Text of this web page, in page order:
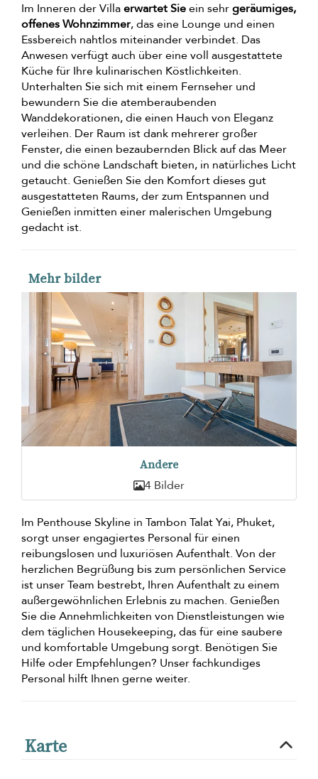
Im Inneren der Villaerwartet Sieein sehrgeräumiges,
offenes Wohnzimmer, das eine Lounge und einen
Essbereich nahtlos miteinander verbindet. Das
Anwesen verfügt auch über eine voll ausgestattete
Küche für Ihre kulinarischen Köstlichkeiten.
Unterhalten Sie sich mit einem Fernseher und
bewundern Sie die atemberaubenden
Wanddekorationen, die einen Hauch von Eleganz
verleihen. Der Raum ist dank mehrerer großer
Fenster, die einen bezaubernden Blick auf das Meer
und die schöne Landschaft bieten, in natürliches Licht
getaucht. Genießen Sie den Komfort dieses gut
ausgestatteten Raums, der zum Entspannen und
Genießen inmitten einer malerischen Umgebung
gedacht ist.
Mehr bilder
Andere
4 Bilder
Im Penthouse Skyline in Tambon Talat Yai, Phuket,
sorgt unser engagiertes Personal für einen
reibungslosen und luxuriösen Aufenthalt. Von der
herzlichen Begrüßung bis zum persönlichen Service
ist unser Team bestrebt, Ihren Aufenthalt zu einem
außergewöhnlichen Erlebnis zu machen. Genießen
Sie die Annehmlichkeiten von Dienstleistungen wie
dem täglichen Housekeeping, das für eine saubere
und komfortable Umgebung sorgt. Benötigen Sie
Hilfe oder Empfehlungen? Unser fachkundiges
Personal hilft Ihnen gerne weiter.
Karte